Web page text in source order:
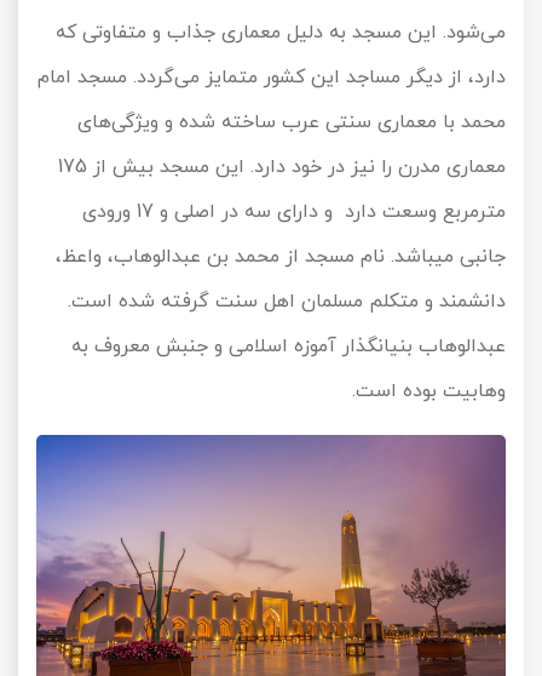
می‌شود. این مسجد به دلیل معماری جذاب و متفاوتی که
دارد، از دیگر مساجد این کشور متمایز می‌گردد. مسجد امام
محمد با معماری سنتی عرب ساخته شده و ویژگی‌های
معماری مدرن را نیز در خود دارد. این مسجد بیش از 175
مترمربع وسعت دارد و دارای سه در اصلی و 17 ورودی
جانبی می‎باشد. نام مسجد از محمد بن عبدالوهاب، واعظ،
دانشمند و متکلم مسلمان اهل سنت گرفته شده است.
عبدالوهاب بنیانگذار آموزه اسلامی و جنبش معروف به
وهابیت بوده است.